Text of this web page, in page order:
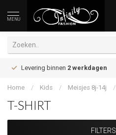
MENU
Levering binnen 2 werkdagen
Home / Kids / Meisjes 8j-14j /
T-SHIRT
FILTERS